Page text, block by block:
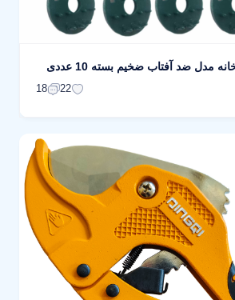
مدل ضد آفتاب ضخیم بسته 10 عددی
22
18